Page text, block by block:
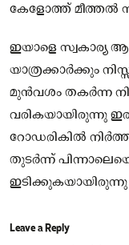
കേളോത്ത് മീത്തല്‍
ഇയാളെ സ്വകാര്യ
യാത്രക്കാര്‍ക്കും
മുന്‍വശം തകര്‍ന്ന
വരികയായിരുന്നു
റോഡരികില്‍
തുടര്‍ന്ന്
ഇടിക്കുകയായിരുന്നു
Leave a Reply